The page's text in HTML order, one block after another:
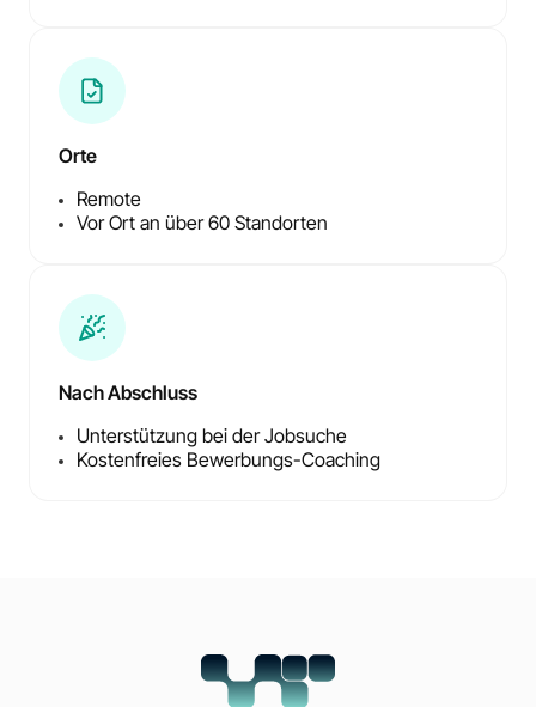
Orte
Remote
Vor Ort an über 60 Standorten
Nach Abschluss
Unterstützung bei der Jobsuche
Kostenfreies Bewerbungs-Coaching